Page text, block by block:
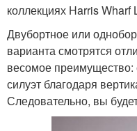
коллекциях Harris
Двубортное или
варианта смотрятся
весомое преимущество:
силуэт благодаря
Следовательно, вы